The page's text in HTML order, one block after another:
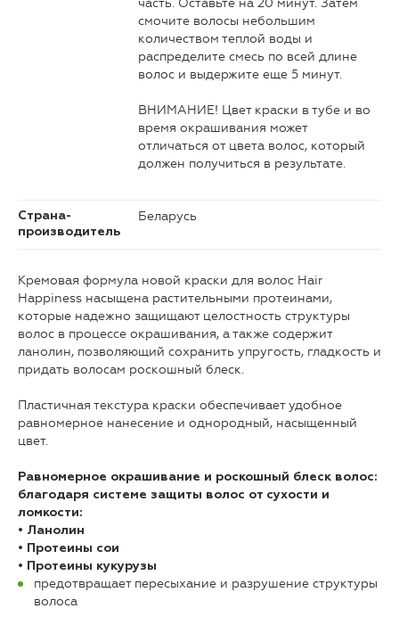
часть. Оставьте на 20 минут. Затем
смочите волосы небольшим
количеством теплой воды и
распределите смесь по всей длине
волос и выдержите еще 5 минут.
ВНИМАНИЕ! Цвет краски в тубе и во
время окрашивания может
отличаться от цвета волос, который
должен получиться в результате.
Страна-
производитель
Беларусь
Кремовая формула новой краски для волос Hair
Happiness насыщена растительными протеинами,
которые надежно защищают целостность структуры
волос в процессе окрашивания, а также содержит
ланолин, позволяющий сохранить упругость, гладкость и
придать волосам роскошный блеск.
Пластичная текстура краски обеспечивает удобное
равномерное нанесение и однородный, насыщенный
цвет.
Равномерное окрашивание и роскошный блеск волос:
благодаря системе защиты волос от сухости и
ломкости:
• Ланолин
• Протеины сои
• Протеины кукурузы
предотвращает пересыхание и разрушение структуры
волоса